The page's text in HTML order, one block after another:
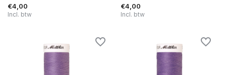
€4,00
Incl. btw
€4,00
Incl. btw